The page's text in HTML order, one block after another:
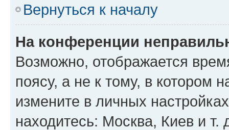
Вернуться к началу
На конференции
Возможно, отображается
поясу, а не к тому, в котором
измените в личных
находитесь: Москва, Киев и т.